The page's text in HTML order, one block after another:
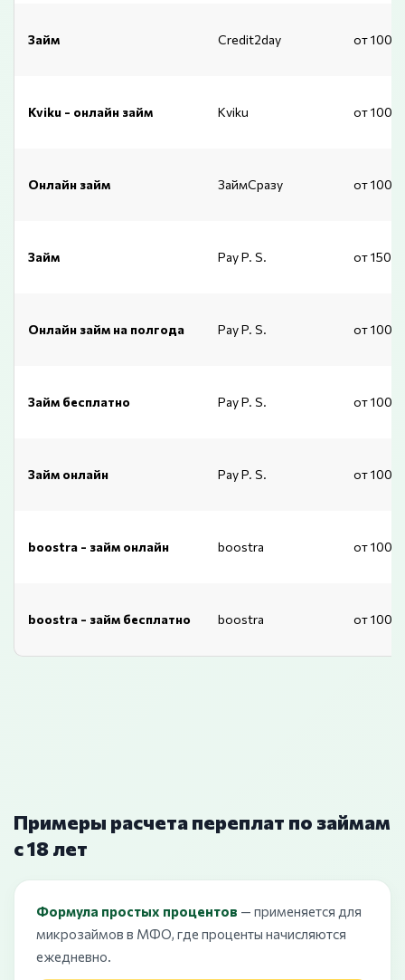
Займ Credit2day от
Kviku - онлайн займ Kviku от 1000
Онлайн займ ЗаймСразу от
Займ Pay P. S. от
Онлайн займ на полгода Pay P. S. от 1000
Займ бесплатно Pay P. S. от 1000
Займ онлайн Pay P. S. от
boostra - займ онлайн boostra от
boostra - займ бесплатно boostra от
Примеры расчета переплат по займам
с 18 лет
Формула простых процентов — применяется для
микрозаймов в МФО, где проценты начисляются
ежедневно.